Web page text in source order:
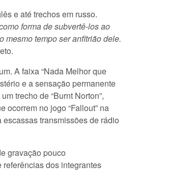
e até trechos em russo.
forma de subvertê-los ao
mesmo tempo ser anfitrião dele.
A faixa “Nada Melhor que
e a sensação permanente
trecho de “Burnt Norton”,
ocorrem no jogo “Fallout” na
transmissões de rádio
gravação pouco
dos integrantes